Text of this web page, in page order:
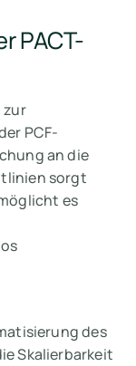
PACT-
zur
PCF-
an die
sorgt
es
des
Skalierbarkeit